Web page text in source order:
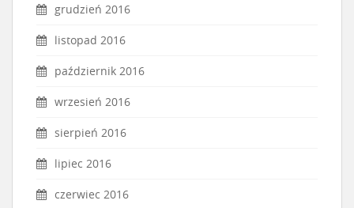
grudzień 2016
listopad 2016
październik 2016
wrzesień 2016
sierpień 2016
lipiec 2016
czerwiec 2016